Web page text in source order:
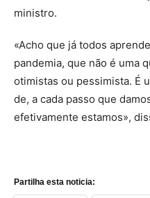
ministro.
«Acho que já todos
pandemia, que não é uma
otimistas ou pessimista. É
de, a cada passo que
efetivamente estamos»,
Partilha esta noticia: